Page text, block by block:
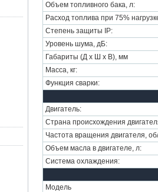
Объем топливного бака, л:
Расход топлива при 75%
Степень защиты IP:
Уровень шума, дБ:
Габариты (Д х Ш х В), мм
Масса, кг:
Функция сварки:
Двигатель:
Страна происхождения
Частота вращения двигателя,
Объем масла в двигателе, л:
Система охлаждения:
Модель